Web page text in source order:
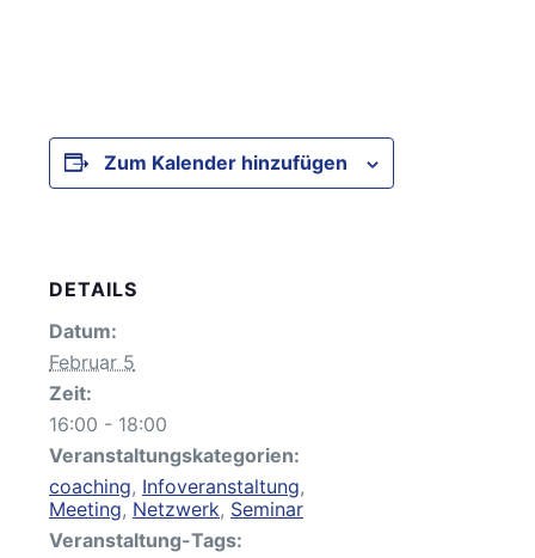
Zum Kalender hinzufügen
DETAILS
Datum:
Februar 5
Zeit:
16:00 - 18:00
Veranstaltungskategorien:
coaching, Infoveranstaltung,
Meeting, Netzwerk, Seminar
Veranstaltung-Tags: